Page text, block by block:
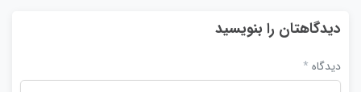
دیدگاهتان را بنویسید
دیدگاه *